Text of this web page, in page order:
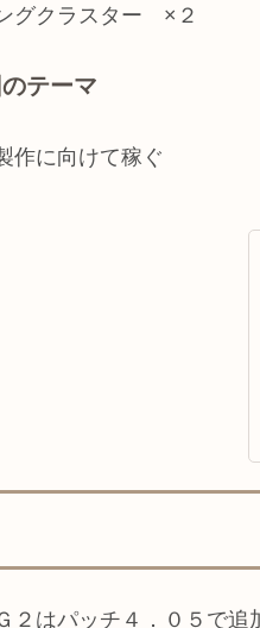
グクラスター ×２
テーマ
作に向けて稼ぐ
２はパッチ４．０５で追